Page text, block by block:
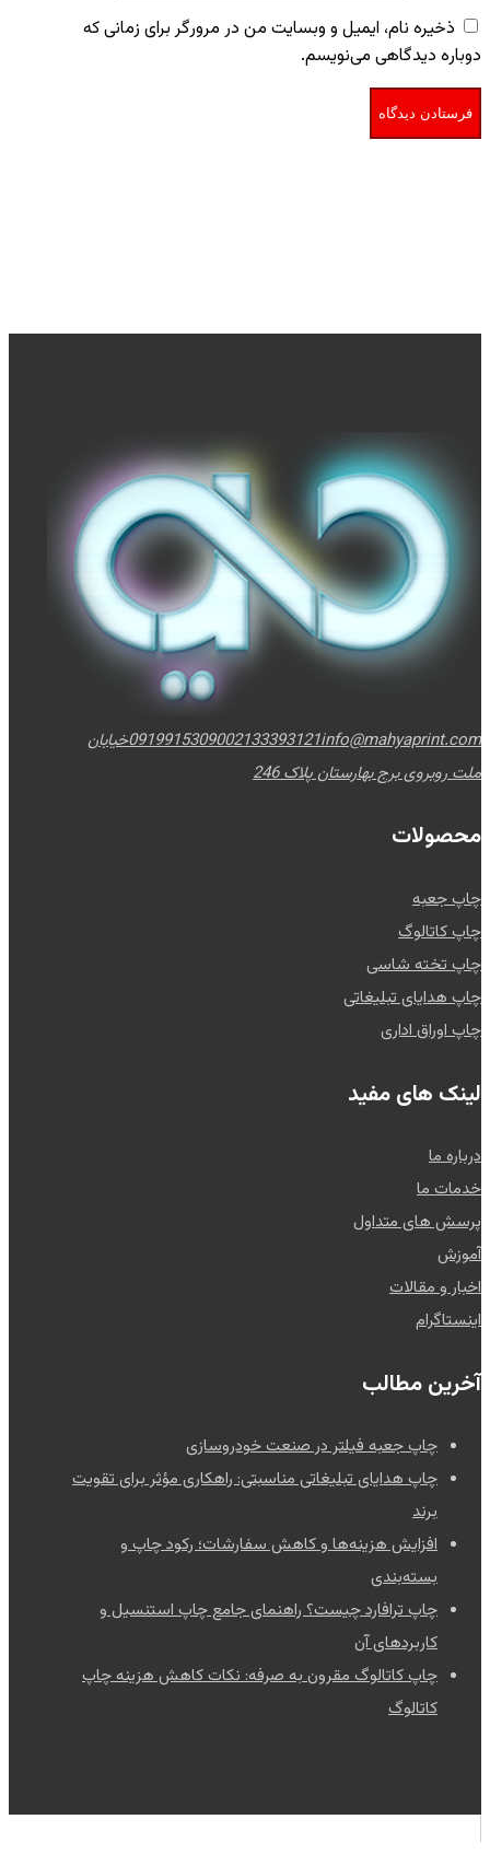
ذخیره نام، ایمیل و وبسایت من در مرورگر برای زمانی که
دوباره دیدگاهی می‌نویسم.
0919915309002133393121info@mahyaprint.com
خیابان
ملت روبروی برج بهارستان پلاک 246
محصولات
چاپ جعبه
چاپ کاتالوگ
چاپ تخته شاسی
چاپ هدایای تبلیغاتی
چاپ اوراق اداری
لینک های مفید
درباره ما
خدمات ما
پرسش های متداول
آموزش
اخبار و مقالات
اینستاگرام
آخرین مطالب
چاپ جعبه فیلتر در صنعت خودروسازی
چاپ هدایای تبلیغاتی مناسبتی: راهکاری مؤثر برای تقویت
برند
افزایش هزینه‌ها و کاهش سفارشات؛ رکود چاپ و
بسته‌بندی
چاپ ترافارد چیست؟ راهنمای جامع چاپ استنسیل و
کاربردهای آن
چاپ کاتالوگ مقرون به صرفه: نکات کاهش هزینه چاپ
کاتالوگ